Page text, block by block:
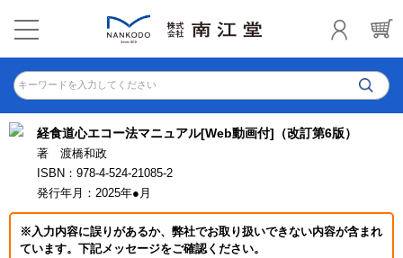
キーワードを入力してください
経食道心エコー法マニュアル[Web動画付]（改訂第6版）
著 渡橋和政
ISBN：978-4-524-21085-2
発行年月：2025年●月
※入力内容に誤りがあるか、弊社でお取り扱いできない内容が含まれ
ています。下記メッセージをご確認ください。